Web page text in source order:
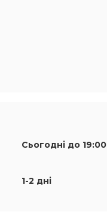
Сьогодні до 19:00
1-2 дні